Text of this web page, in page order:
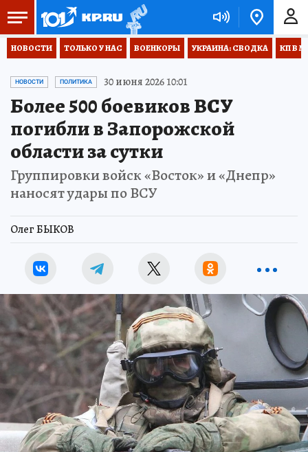
НОВОСТИ ТОЛЬКО У НАС ВОЕНКОРЫ УКРАИНА: СВОДКА КП В
НОВОСТИ ПОЛИТИКА 30 июня 2026 10:01
Более 500 боевиков ВСУ
погибли в Запорожской
области за сутки
Группировки войск «Восток» и «Днепр»
наносят удары по ВСУ
Олег БЫКОВ